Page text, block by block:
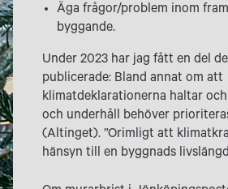
Äga frågor/problem inom
byggande.
Under 2023 har jag fått en del
publicerade: Bland annat om att
klimatdeklarationerna haltar
och underhåll behöver
(Altinget). ”Orimligt att
hänsyn till en byggnads